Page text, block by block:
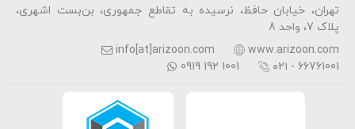
تهران، خیابان حافظ، نرسیده به تقاطع جمهوری، بن‌بست اشهری،
پلاک 7، واحد 8
www.arizoon.com
info[at]arizoon.com
۰۲۱ - 66761001
0919 192 1001